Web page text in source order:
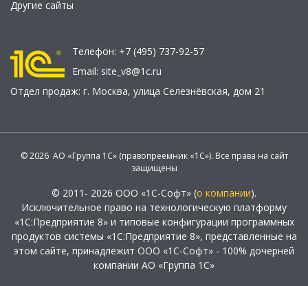
Другие сайты
Телефон: +7 (495) 737-92-57
Email: site_v8@1c.ru
Отдел продаж: г. Москва, улица Селезнёвская, дом 21
© 2026 АО «Группа 1С» (правопреемник «1С»). Все права на сайт
защищены
© 2011- 2026 ООО «1С-Софт» (о компании).
Исключительное право на технологическую платформу
«1С:Предприятие 8» и типовые конфигурации программных
продуктов системы «1С:Предприятие 8», представленные на
этом сайте, принадлежит ООО «1С-Софт» - 100% дочерней
компании АО «Группа 1С»